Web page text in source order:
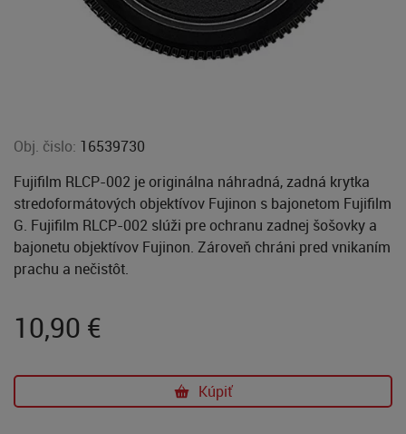
Obj. čislo: 16539730
Fujifilm RLCP-002 je originálna náhradná, zadná krytka
stredoformátových objektívov Fujinon s bajonetom Fujifilm
G. Fujifilm RLCP-002 slúži pre ochranu zadnej šošovky a
bajonetu objektívov Fujinon. Zároveň chráni pred vnikaním
prachu a nečistôt.
10,90 €
Kúpiť